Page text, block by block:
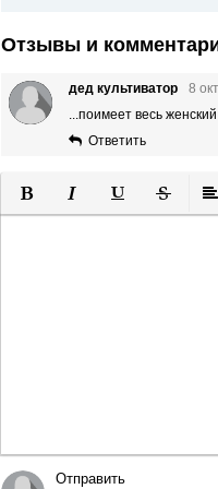
Отзывы и
дед культиватор
8
...поимеет весь
Ответить
Полужирный
КурсивПодчеркнутый
Отправить